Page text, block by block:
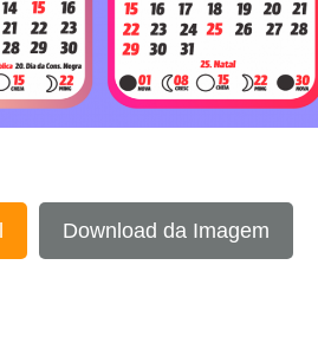
Download da Imagem